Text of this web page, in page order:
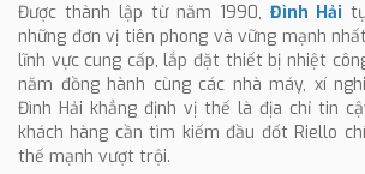
Được thành lập từ năm 1990, Đình Hải
những đơn vị tiên phong và vững mạnh
lĩnh vực cung cấp, lắp đặt thiết bị nhiệt
năm đồng hành cùng các nhà máy, xí
Đình Hải khẳng định vị thế là địa chỉ tin
khách hàng cần tìm kiếm đầu đốt Riello
thế mạnh vượt trội.